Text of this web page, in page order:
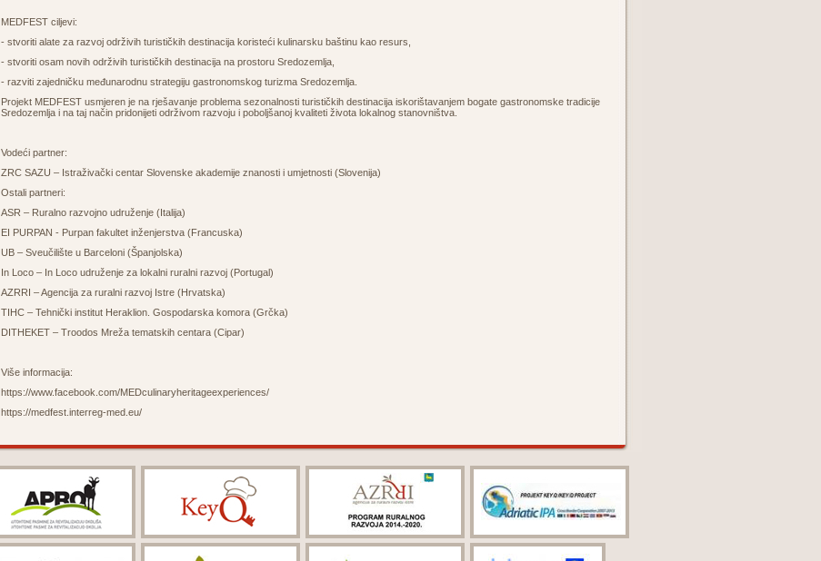
MEDFEST ciljevi:
- stvoriti alate za razvoj održivih turističkih destinacija koristeći kulinarsku baštinu kao resurs,
- stvoriti osam novih održivih turističkih destinacija na prostoru Sredozemlja,
- razviti zajedničku međunarodnu strategiju gastronomskog turizma Sredozemlja.
Projekt MEDFEST usmjeren je na rješavanje problema sezonalnosti turističkih destinacija iskorištavanjem bogate gastronomske tradicije
Sredozemlja i na taj način pridonijeti održivom razvoju i poboljšanoj kvaliteti života lokalnog stanovništva.
Vodeći partner:
ZRC SAZU – Istraživački centar Slovenske akademije znanosti i umjetnosti (Slovenija)
Ostali partneri:
ASR – Ruralno razvojno udruženje (Italija)
EI PURPAN - Purpan fakultet inženjerstva (Francuska)
UB – Sveučilište u Barceloni (Španjolska)
In Loco – In Loco udruženje za lokalni ruralni razvoj (Portugal)
AZRRI – Agencija za ruralni razvoj Istre (Hrvatska)
TIHC – Tehnički institut Heraklion. Gospodarska komora (Grčka)
DITHEKET – Troodos Mreža tematskih centara (Cipar)
Više informacija:
https://www.facebook.com/MEDculinaryheritageexperiences/
https://medfest.interreg-med.eu/